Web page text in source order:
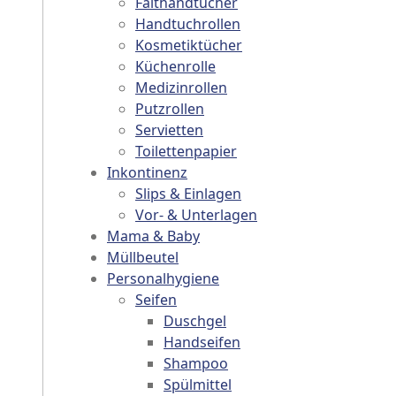
on the product page
options may be chosen on the product page
Handtuchrollen
Kosmetiktücher
Küchenrolle
Medizinrollen
Putzrollen
Servietten
Toilettenpapier
Inkontinenz
Slips & Einlagen
Vor- & Unterlagen
Mama & Baby
Müllbeutel
Personalhygiene
Seifen
Duschgel
Handseifen
Shampoo
Spülmittel